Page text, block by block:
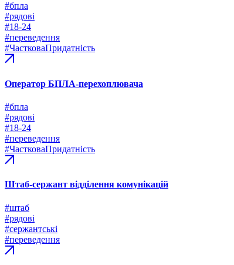
#бпла
#рядові
#18-24
#переведення
#ЧастковаПридатність
Оператор БПЛА-перехоплювача
#бпла
#рядові
#18-24
#переведення
#ЧастковаПридатність
Штаб-сержант відділення комунікацій
#штаб
#рядові
#сержантські
#переведення